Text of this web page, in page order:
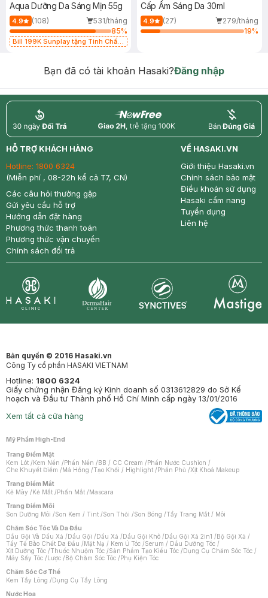
Aqua Dưỡng Da Sáng Mịn 55g
4.9 (108)
531/tháng
85%
Bill 199K Sunplay tặng Tinh Chất
Cấp Ẩm Sáng Da 30ml
4.9 (27)
279/tháng
19%
Bạn đã có tài khoản Hasaki?Đăng nhập
return nowfree price
HỖ TRỢ KHÁCH HÀNG
Hotline: 1800 6324
(Miễn phí , 08-22h kể cả T7, CN)
Các câu hỏi thường gặp
Gửi yêu cầu hỗ trợ
Hướng dẫn đặt hàng
Phương thức thanh toán
Phương thức vận chuyển
Chính sách đổi trả
VỀ HASAKI.VN
Giới thiệu Hasaki.vn
Chính sách bảo mật
Điều khoản sử dụng
Hasaki cẩm nang
Tuyển dụng
Liên hệ
Bản quyền © 2016 Hasaki.vn
Công Ty cổ phần HASAKI VIETNAM
Hotline: 1800 6324
Giấy chứng nhận Đăng ký Kinh doanh số 0313612829 do Sở Kế
hoạch và Đầu tư Thành phố Hồ Chí Minh cấp ngày 13/01/2016
Xem tất cả cửa hàng
Mỹ Phẩm High-End
Trang Điểm Mặt
Kem Lót /Kem Nền /Phấn Nền /BB / CC Cream /Phấn Nước Cushion /
Che Khuyết Điểm /Má Hồng /Tạo Khối / Highlight /Phấn Phủ /Xịt Khoá Makeup
Trang Điểm Mắt
Kẻ Mày /Kẻ Mắt /Phấn Mắt /Mascara
Trang Điểm Môi
Son Dưỡng Môi /Son Kem / Tint /Son Thỏi /Son Bóng /Tẩy Trang Mắt / Môi
Chăm Sóc Tóc Và Da Đầu
Dầu Gội Và Dầu Xả /Dầu Gội /Dầu Xả /Dầu Gội Khô /Dầu Gội Xả 2in1 /Bộ Gội Xả /
Tẩy Tế Bào Chết Da Đầu /Mặt Nạ / Kem Ủ Tóc /Serum / Dầu Dưỡng Tóc /
Xịt Dưỡng Tóc /Thuốc Nhuộm Tóc /Sản Phẩm Tạo Kiểu Tóc /Dụng Cụ Chăm Sóc Tóc /
Máy Sấy Tóc /Lược /Bộ Chăm Sóc Tóc /Phụ Kiện Tóc
Chăm Sóc Cơ Thể
Kem Tẩy Lông /Dụng Cụ Tẩy Lông
Nước Hoa